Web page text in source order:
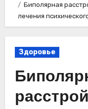
Биполярная
лечения
Здоровье